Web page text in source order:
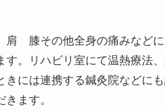
肩 膝その他全身の痛みなど
す。リハビリ室にて温熱療
きには連携する鍼灸院などに
ます。